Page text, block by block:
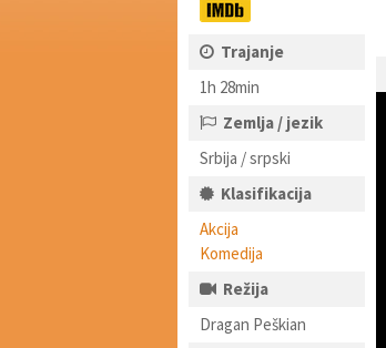
Trajanje
1h 28min
Zemlja / jezik
Srbija / srpski
Klasifikacija
Akcija
Komedija
Režija
Dragan Peškian